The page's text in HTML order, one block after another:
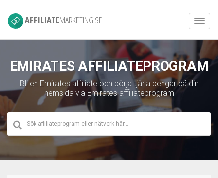
AFFILIATEMARKETING.SE
EMIRATES AFFILIATEPROGRAM
Bli en Emirates affiliate och börja tjäna pengar på din
hemsida via Emirates affiliateprogram